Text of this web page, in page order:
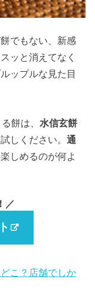
でもない、新感
ッと消えてなく
ップルな見た目
餅は、 水信玄餅
しください。通
しめるのが何よ
／
こ？店舗でしか